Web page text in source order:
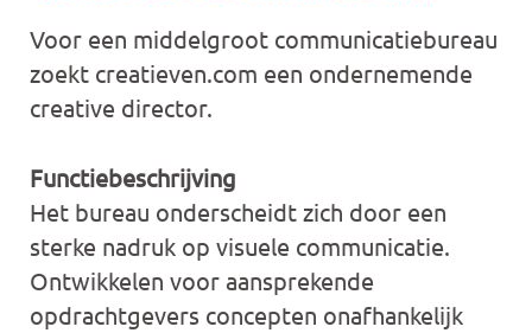
Voor een middelgroot communicatiebureau
zoekt creatieven.com een ondernemende
creative director.
Functiebeschrijving
Het bureau onderscheidt zich door een
sterke nadruk op visuele communicatie.
Ontwikkelen voor aansprekende
opdrachtgevers concepten onafhankelijk